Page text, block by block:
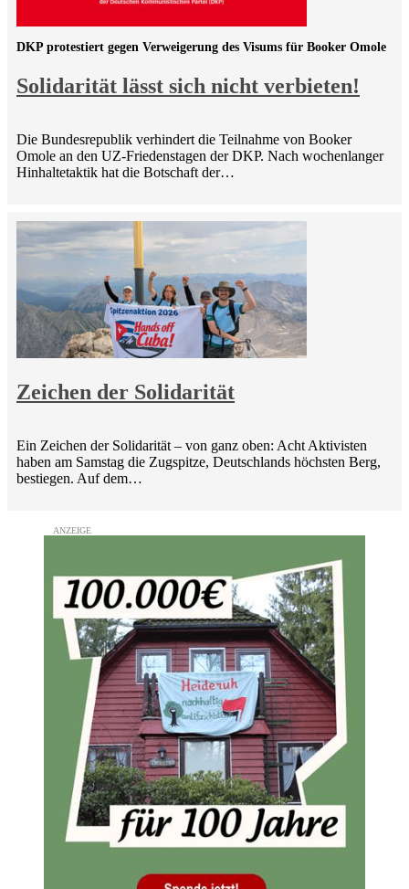
Solidarität lässt sich nicht verbieten!
DKP protestiert gegen Verweigerung des Visums für Booker Omole
Die Bundesrepublik verhindert die Teilnahme von Booker
Omole an den UZ-Friedenstagen der DKP. Nach wochenlanger
Hinhaltetaktik hat die Botschaft der…
Zeichen der Solidarität
Ein Zeichen der Solidarität – von ganz oben: Acht Aktivisten
haben am Samstag die Zugspitze, Deutschlands höchsten Berg,
bestiegen. Auf dem…